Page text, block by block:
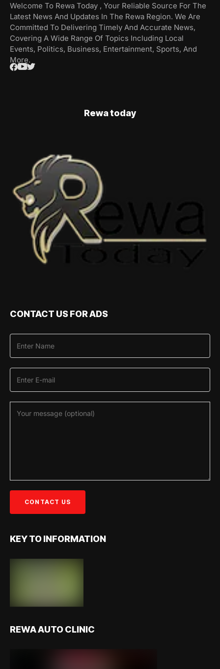
Welcome To Rewa Today , Your Reliable Source For The
Latest News And Updates In The Rewa Region. We Are
Committed To Delivering Timely And Accurate News,
Covering A Wide Range Of Topics Including Local
Events, Politics, Business, Entertainment, Sports, And
More.
Rewa today
CONTACT US FOR ADS
KEY TO INFORMATION
REWA AUTO CLINIC